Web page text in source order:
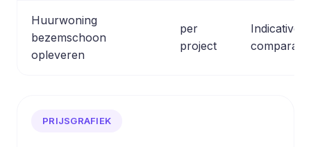
Huurwoning
bezemschoon
opleveren
per
project
Indicative
PRIJSGRAFIEK